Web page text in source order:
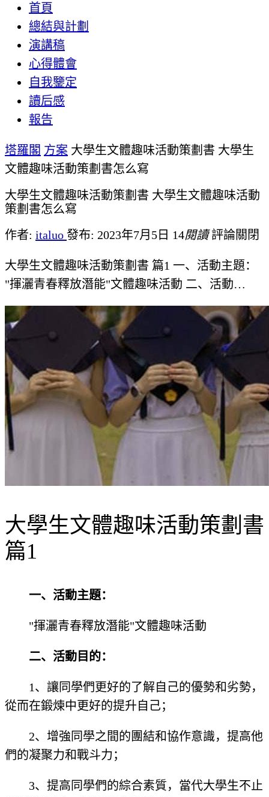
首頁
總結與計劃
演講稿
心得體會
自我鑒定
讀后感
報告
塔羅閣 方案 大學生文體趣味活動策劃書 大學生
文體趣味活動策劃書怎么寫
大學生文體趣味活動策劃書 大學生文體趣味活動
策劃書怎么寫
作者: italuo 發布: 2023年7月5日 14閱讀 評論關閉
大學生文體趣味活動策劃書 篇1 一、活動主題：
"揮灑青春釋放潛能"文體趣味活動 二、活動…
大學生文體趣味活動策劃書
篇1
一、活動主題：
"揮灑青春釋放潛能"文體趣味活動
二、活動目的：
1、讓同學們更好的了解自己的優勢和劣勢，
從而在鍛煉中更好的提升自己；
2、增強同學之間的團結和協作意識，提高他
們的凝聚力和戰斗力；
3、提高同學們的綜合素質，當代大學生不止